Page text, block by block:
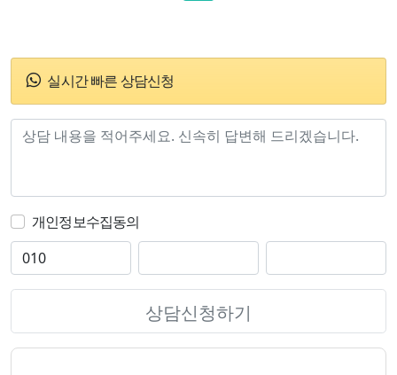
실시간 빠른 상담신청
개인정보수집동의
상담신청하기